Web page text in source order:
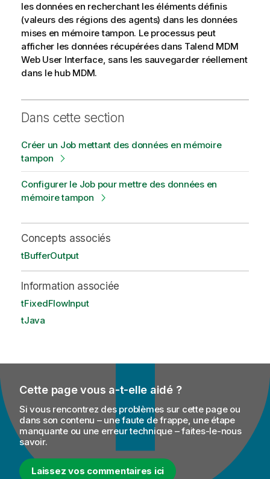
les données en recherchant les éléments définis
(valeurs des régions des agents) dans les données
mises en mémoire tampon. Le processus peut
afficher les données récupérées dans Talend MDM
Web User Interface, sans les sauvegarder réellement
dans le hub MDM.
Dans cette section
Créer un Job mettant des données en mémoire
tampon
Configurer le Job pour mettre des données en
mémoire tampon
Concepts associés
tBufferOutput
Information associée
tFixedFlowInput
tJava
Cette page vous a-t-elle aidé ?
Si vous rencontrez des problèmes sur cette page ou
dans son contenu – une faute de frappe, une étape
manquante ou une erreur technique – faites-le-nous
savoir.
Laissez vos commentaires ici